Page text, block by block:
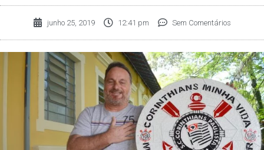
junho 25, 2019 12:41 pm Sem Comentários